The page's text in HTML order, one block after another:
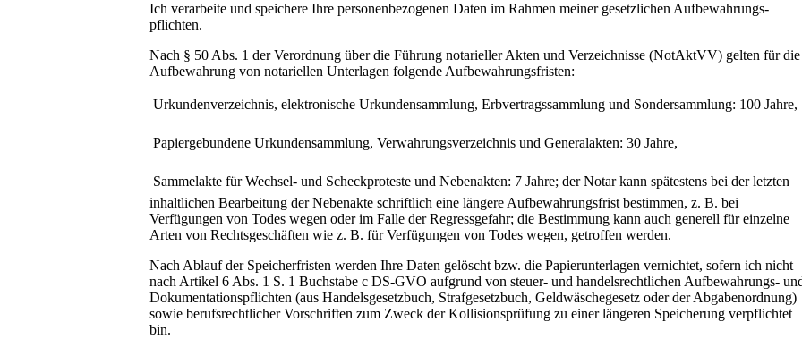
Ich verarbeite und speichere Ihre personenbezogenen Daten im Rahmen meiner gesetzlichen Aufbewahrungs-
pflichten.
Nach § 50 Abs. 1 der Verordnung über die Führung notarieller Akten und Verzeichnisse (NotAktVV) gelten für die
Aufbewahrung von notariellen Unterlagen folgende Aufbewahrungsfristen:
Urkundenverzeichnis, elektronische Urkundensammlung, Erbvertragssammlung und Sondersammlung: 100 Jahre,
Papiergebundene Urkundensammlung, Verwahrungsverzeichnis und Generalakten: 30 Jahre,
Sammelakte für Wechsel- und Scheckproteste und Nebenakten: 7 Jahre; der Notar kann spätestens bei der letzten
inhaltlichen Bearbeitung der Nebenakte schriftlich eine längere Aufbewahrungsfrist bestimmen, z. B. bei
Verfügungen von Todes wegen oder im Falle der Regressgefahr; die Bestimmung kann auch generell für einzelne
Arten von Rechtsgeschäften wie z. B. für Verfügungen von Todes wegen, getroffen werden.
Nach Ablauf der Speicherfristen werden Ihre Daten gelöscht bzw. die Papierunterlagen vernichtet, sofern ich nicht
nach Artikel 6 Abs. 1 S. 1 Buchstabe c DS-GVO aufgrund von steuer- und handelsrechtlichen Aufbewahrungs-
Dokumentationspflichten (aus Handelsgesetzbuch, Strafgesetzbuch, Geldwäschegesetz oder der Abgabenordnung)
sowie berufsrechtlicher Vorschriften zum Zweck der Kollisionsprüfung zu einer längeren Speicherung verpflichtet
bin.